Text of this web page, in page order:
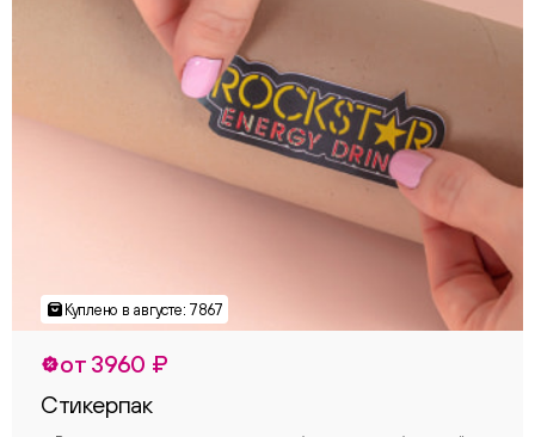
от 3960 ₽
Стикерпак